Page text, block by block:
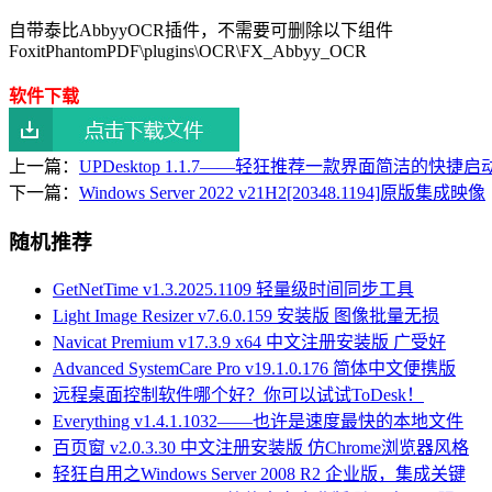
自带泰比AbbyyOCR插件，不需要可删除以下组件
FoxitPhantomPDF\plugins\OCR\FX_Abbyy_OCR
软件下载
上一篇： UPDesktop 1.1.7——轻狂推荐一款界面简洁的快捷启
下一篇： Windows Server 2022 v21H2[20348.1194]原版集成映像
随机推荐
GetNetTime v1.3.2025.1109 轻量级时间同步工具
Light Image Resizer v7.6.0.159 安装版 图像批量无损
Navicat Premium v17.3.9 x64 中文注册安装版 广受好
Advanced SystemCare Pro v19.1.0.176 简体中文便携版
远程桌面控制软件哪个好？你可以试试ToDesk！
Everything v1.4.1.1032——也许是速度最快的本地文件
百页窗 v2.0.3.30 中文注册安装版 仿Chrome浏览器风格
轻狂自用之Windows Server 2008 R2 企业版，集成关键